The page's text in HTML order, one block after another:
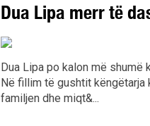
Dua Lipa merr të
Dua Lipa po kalon më shumë
Në fillim të gushtit
familjen dhe miqt&...